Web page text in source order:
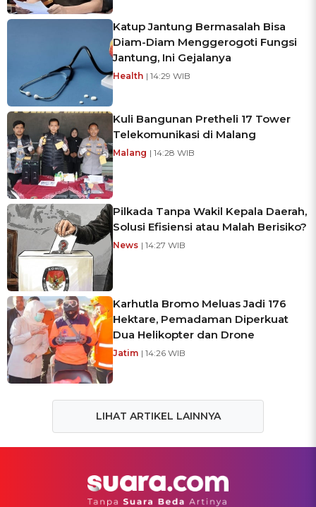
Katup Jantung Bermasalah Bisa
Diam-Diam Menggerogoti Fungsi
Jantung, Ini Gejalanya
Health | 14:29 WIB
Kuli Bangunan Pretheli 17 Tower
Telekomunikasi di Malang
Malang | 14:28 WIB
Pilkada Tanpa Wakil Kepala Daerah,
Solusi Efisiensi atau Malah Berisiko?
News | 14:27 WIB
Karhutla Bromo Meluas Jadi 176
Hektare, Pemadaman Diperkuat
Dua Helikopter dan Drone
Jatim | 14:26 WIB
LIHAT ARTIKEL LAINNYA